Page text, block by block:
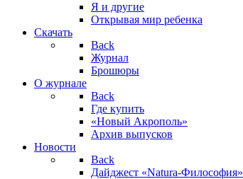
Я и другие
Открывая мир ребенка
Скачать
Back
Журнал
Брошюры
О журнале
Back
Где купить
«Новый Акрополь»
Архив выпусков
Новости
Back
Дайджест «Natura-Философия»